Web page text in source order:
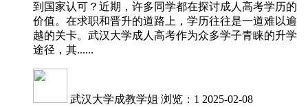
到国家认可？近期，许多同学都在探讨成人高考学历的
价值。在求职和晋升的道路上，学历往往是一道难以逾
越的关卡。武汉大学成人高考作为众多学子青睐的升学
途径，其......
武汉大学成教学姐 浏览：1 2025-02-08